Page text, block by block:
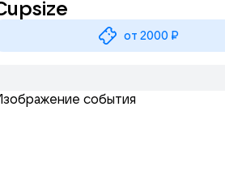
от 2000 ₽